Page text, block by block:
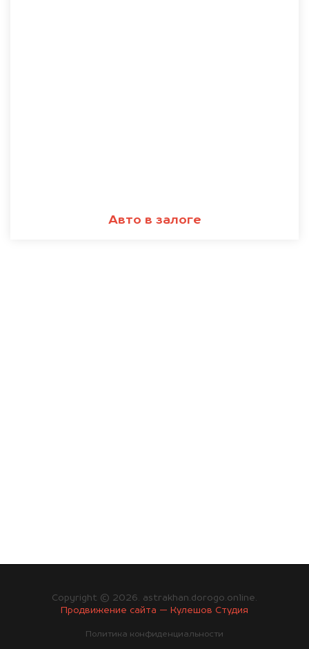
Авто в залоге
Copyright © 2026. astrakhan.dorogo.online.
Продвижение сайта — Кулешов Студия
Политика конфиденциальности